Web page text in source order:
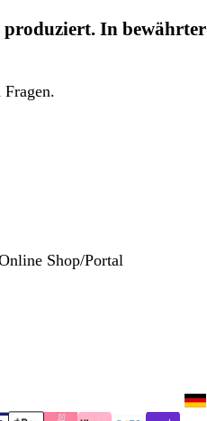
produziert. In bewährter
Shop/Portal